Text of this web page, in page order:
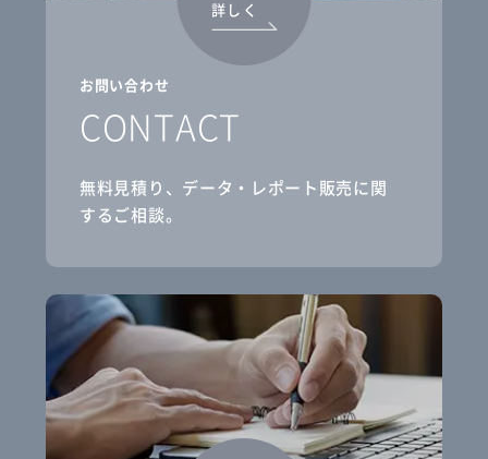
お問い合わせ
CONTACT
無料見積り、データ・レポート販売に関
するご相談。
詳しく